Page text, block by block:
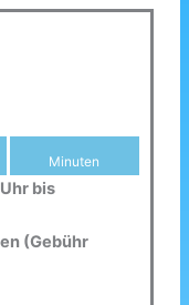
Minuten
bis
(Gebühr